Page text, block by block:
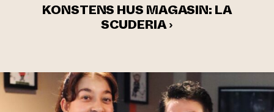
KONSTENS HUS MAGASIN: LA
SCUDERIA ›